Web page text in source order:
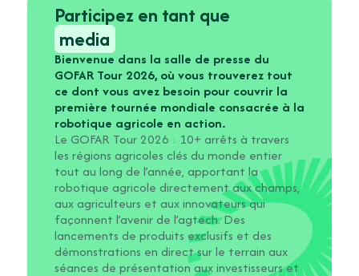
Participez en tant que
media
Bienvenue dans la salle de presse du
GOFAR Tour 2026, où vous trouverez tout
ce dont vous avez besoin pour couvrir la
première tournée mondiale consacrée à la
robotique agricole en action.
Le GOFAR Tour 2026 : 10+ arrêts à travers
les régions agricoles clés du monde entier
tout au long de l’année, apportant la
robotique agricole directement aux champs,
aux agriculteurs et aux innovateurs qui
façonnent l’avenir de l’agtech. Des
lancements de produits exclusifs et des
démonstrations en direct sur le terrain aux
séances de présentation aux investisseurs et